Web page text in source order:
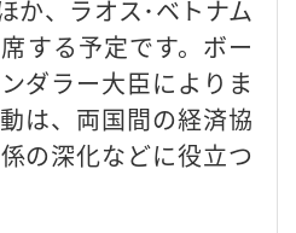
か、ラオス･ベトナム
する予定です。ボー
ダラー大臣によりま
は、両国間の経済協
の深化などに役立つ